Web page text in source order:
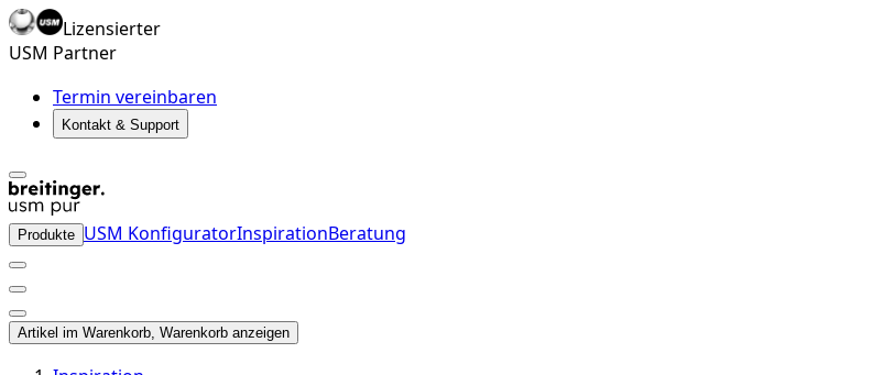
Lizensierter
USM Partner
Termin vereinbaren
Kontakt & Support
Produkte USM KonfiguratorInspirationBeratung
Artikel im Warenkorb, Warenkorb anzeigen